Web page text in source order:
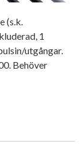
(s.k.
1
utgångar.
Behöver